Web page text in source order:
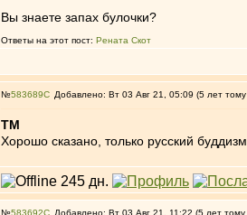
Вы знаете запах булочки?
Ответы на этот пост: Рената Скот
№583689 Добавлено: Вт 03 Авг 21, 05:09 (5 лет
TM
Хорошо сказано, только русский
№583692 Добавлено: Вт 03 Авг 21, 11:22 (5 лет тому